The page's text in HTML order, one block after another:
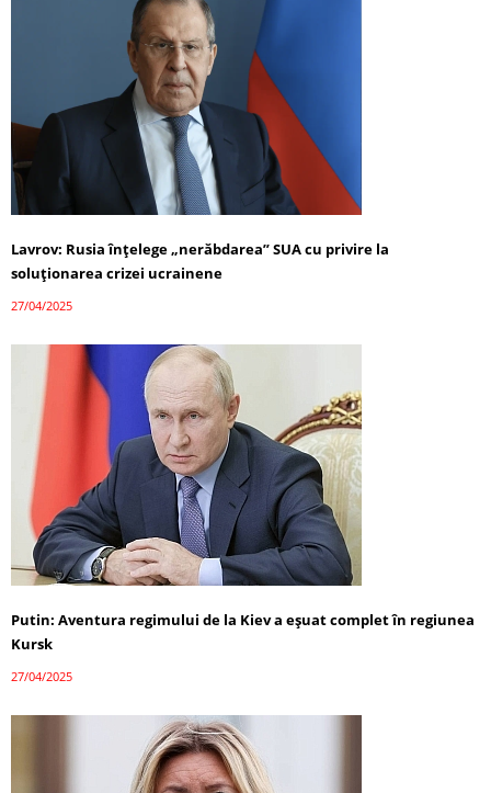
Lavrov: Rusia înțelege „nerăbdarea” SUA cu privire la
soluționarea crizei ucrainene
27/04/2025
Putin: Aventura regimului de la Kiev a eșuat complet în regiunea
Kursk
27/04/2025